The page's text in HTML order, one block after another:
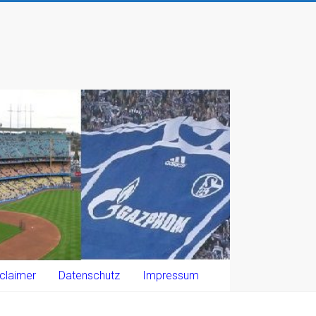
Datenschutz Impressum